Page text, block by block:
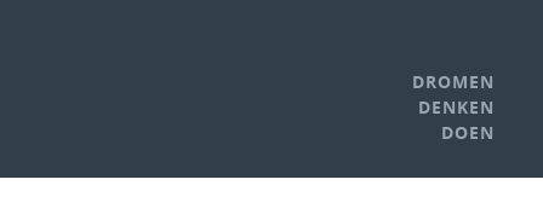
DROMEN
DENKEN
DOEN